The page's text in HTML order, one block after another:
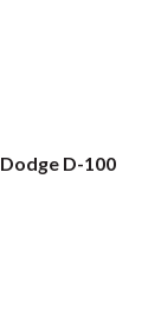
D-100